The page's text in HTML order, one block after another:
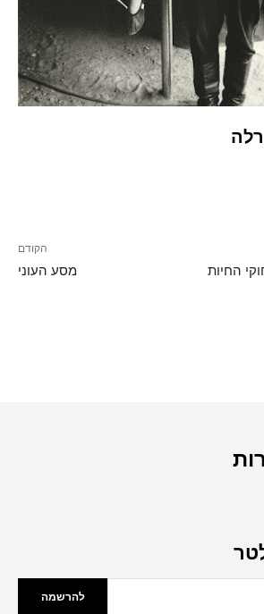
הקודם
מסע העוני החיות
להרשמה